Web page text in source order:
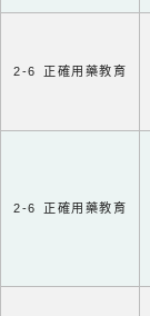
2-6 正確用藥教育
2-6 正確用藥教育